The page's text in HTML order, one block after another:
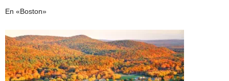
En «Boston»